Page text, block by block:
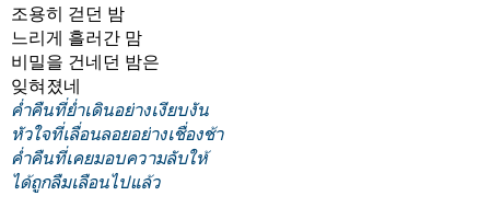
조용히 걷던 밤
느리게 흘러간 맘
비밀을 건네던 밤은
잊혀졌네
ค่ำคืนที่ย่ำเดินอย่างเงียบงัน
หัวใจที่เลื่อนลอยอย่างเชื่องช้า
ค่ำคืนที่เคยมอบความลับให้
ได้ถูกลืมเลือนไปแล้ว